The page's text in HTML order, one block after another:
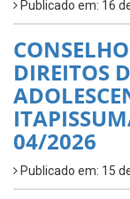
Publicado em: 16
DIREITOS
04/2026
Publicado em: 15